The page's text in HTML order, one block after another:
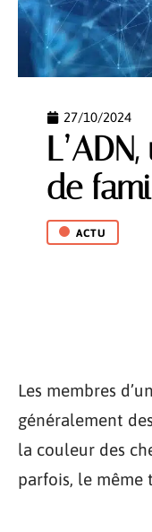
27/10/2024
de
ACTU
Les membres
généralement
la couleur des
parfois, le même